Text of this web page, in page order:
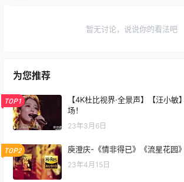
暂无讨论，说说你的看法吧
为您推荐
TOP1
【4K杜比视界·全景声】【汪小敏
场！
23年3月6日
TOP2 庾澄庆-《情非得已》《流星花园
23年4月15日